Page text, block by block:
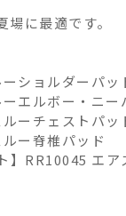
に最適です。
ショルダーパッ
エルボー・ニー
ーチェストパッ
ー脊椎パッド
】RR10045 エ